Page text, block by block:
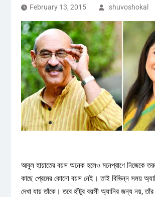
February 13, 2015 shuvoshokal
আবুল হায়াতের বয়স অনেক হলেও মনেপ্রাণে নিজেকে
কাছে প্রেমের কোনো বয়স নেই। তাই বিভিন্ন সময়
দেখা যায় তাঁকে। তবে হাঁটুর বয়সী অ্যানির জন্য নয়,